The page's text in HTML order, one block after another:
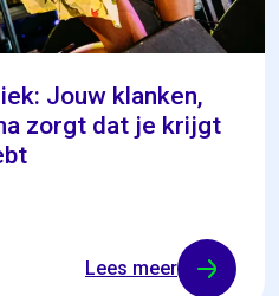
Jouw klanken,
zorgt dat je krijgt
Lees meer